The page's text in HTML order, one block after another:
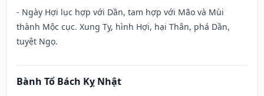
- Ngày Hợi lục hợp với Dần, tam hợp với Mão và Mùi
thành Mộc cục. Xung Tỵ, hình Hợi, hại Thân, phá Dần,
tuyệt Ngọ.
Bành Tổ Bách Kỵ Nhật